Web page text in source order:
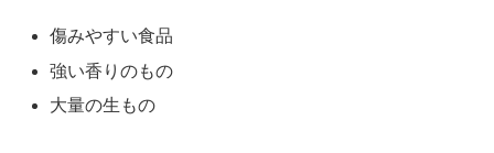
傷みやすい食品
強い香りのもの
大量の生もの